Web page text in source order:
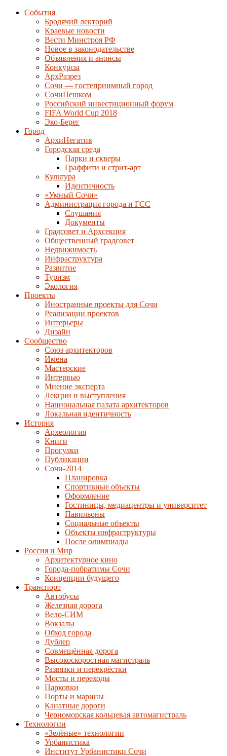
События
Бродячий лекторий
Краевые новости
Вести Минстроя РФ
Новое в законодательстве
Объявления и анонсы
Конкурсы
АрхРазрез
Сочи — гостеприимный город
СочиПешком
Российский инвестиционный форум
FIFA World Cup 2018
Эко-Берег
Город
АрхиНегатив
Городская среда
Парки и скверы
Граффити и стрит-арт
Культура
Идентичность
«Умный Сочи»
Администрация города и ГСС
Слушания
Документы
Градсовет и Архсекция
Общественный градсовет
Недвижимость
Инфраструктура
Развитие
Туризм
Экология
Проекты
Иностранные проекты для Сочи
Реализации проектов
Интерьеры
Дизайн
Сообщество
Союз архитекторов
Имена
Мастерские
Интервью
Мнение эксперта
Лекции и выступления
Национальная палата архитекторов
Локальная идентичность
История
Археология
Книги
Прогулки
Публикации
Сочи-2014
Планировка
Спортивные объекты
Оформление
Гостиницы, медиацентры и университет
Павильоны
Социальные объекты
Объекты инфраструктуры
После олимпиады
Россия и Мир
Архитектурное кино
Города-побратимы Сочи
Концепции будущего
Транспорт
Автобусы
Железная дорога
Вело-СИМ
Вокзалы
Обход города
Дублер
Совмещённая дорога
Высокоскоростная магистраль
Развязки и перекрёстки
Мосты и переходы
Парковки
Порты и марины
Канатные дороги
Черноморская кольцевая автомагистраль
Технологии
«Зелёные» технологии
Урбанистика
Институт Урбанистики Сочи